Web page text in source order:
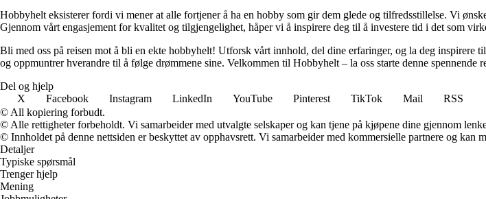
Hobbyhelt eksisterer fordi vi mener at alle fortjener å ha en hobby som gir dem glede og tilfredsstillelse. Vi
Gjennom vårt engasjement for kvalitet og tilgjengelighet, håper vi å inspirere deg til å investere tid i det som
Bli med oss på reisen mot å bli en ekte hobbyhelt! Utforsk vårt innhold, del dine erfaringer, og la deg inspirere
og oppmuntrer hverandre til å følge drømmene sine. Velkommen til Hobbyhelt – la oss starte denne spennende
Del og hjelp
X
Facebook Instagram LinkedIn YouTube Pinterest TikTok Mail
RSS
© All kopiering forbudt.
© Alle rettigheter forbeholdt. Vi samarbeider med utvalgte selskaper og kan tjene på kjøpene dine gjennom
© Innholdet på denne nettsiden er beskyttet av opphavsrett. Vi samarbeider med kommersielle partnere og kan
Detaljer
Typiske spørsmål
Trenger hjelp
Mening